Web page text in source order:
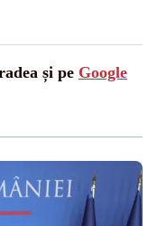
și pe Google